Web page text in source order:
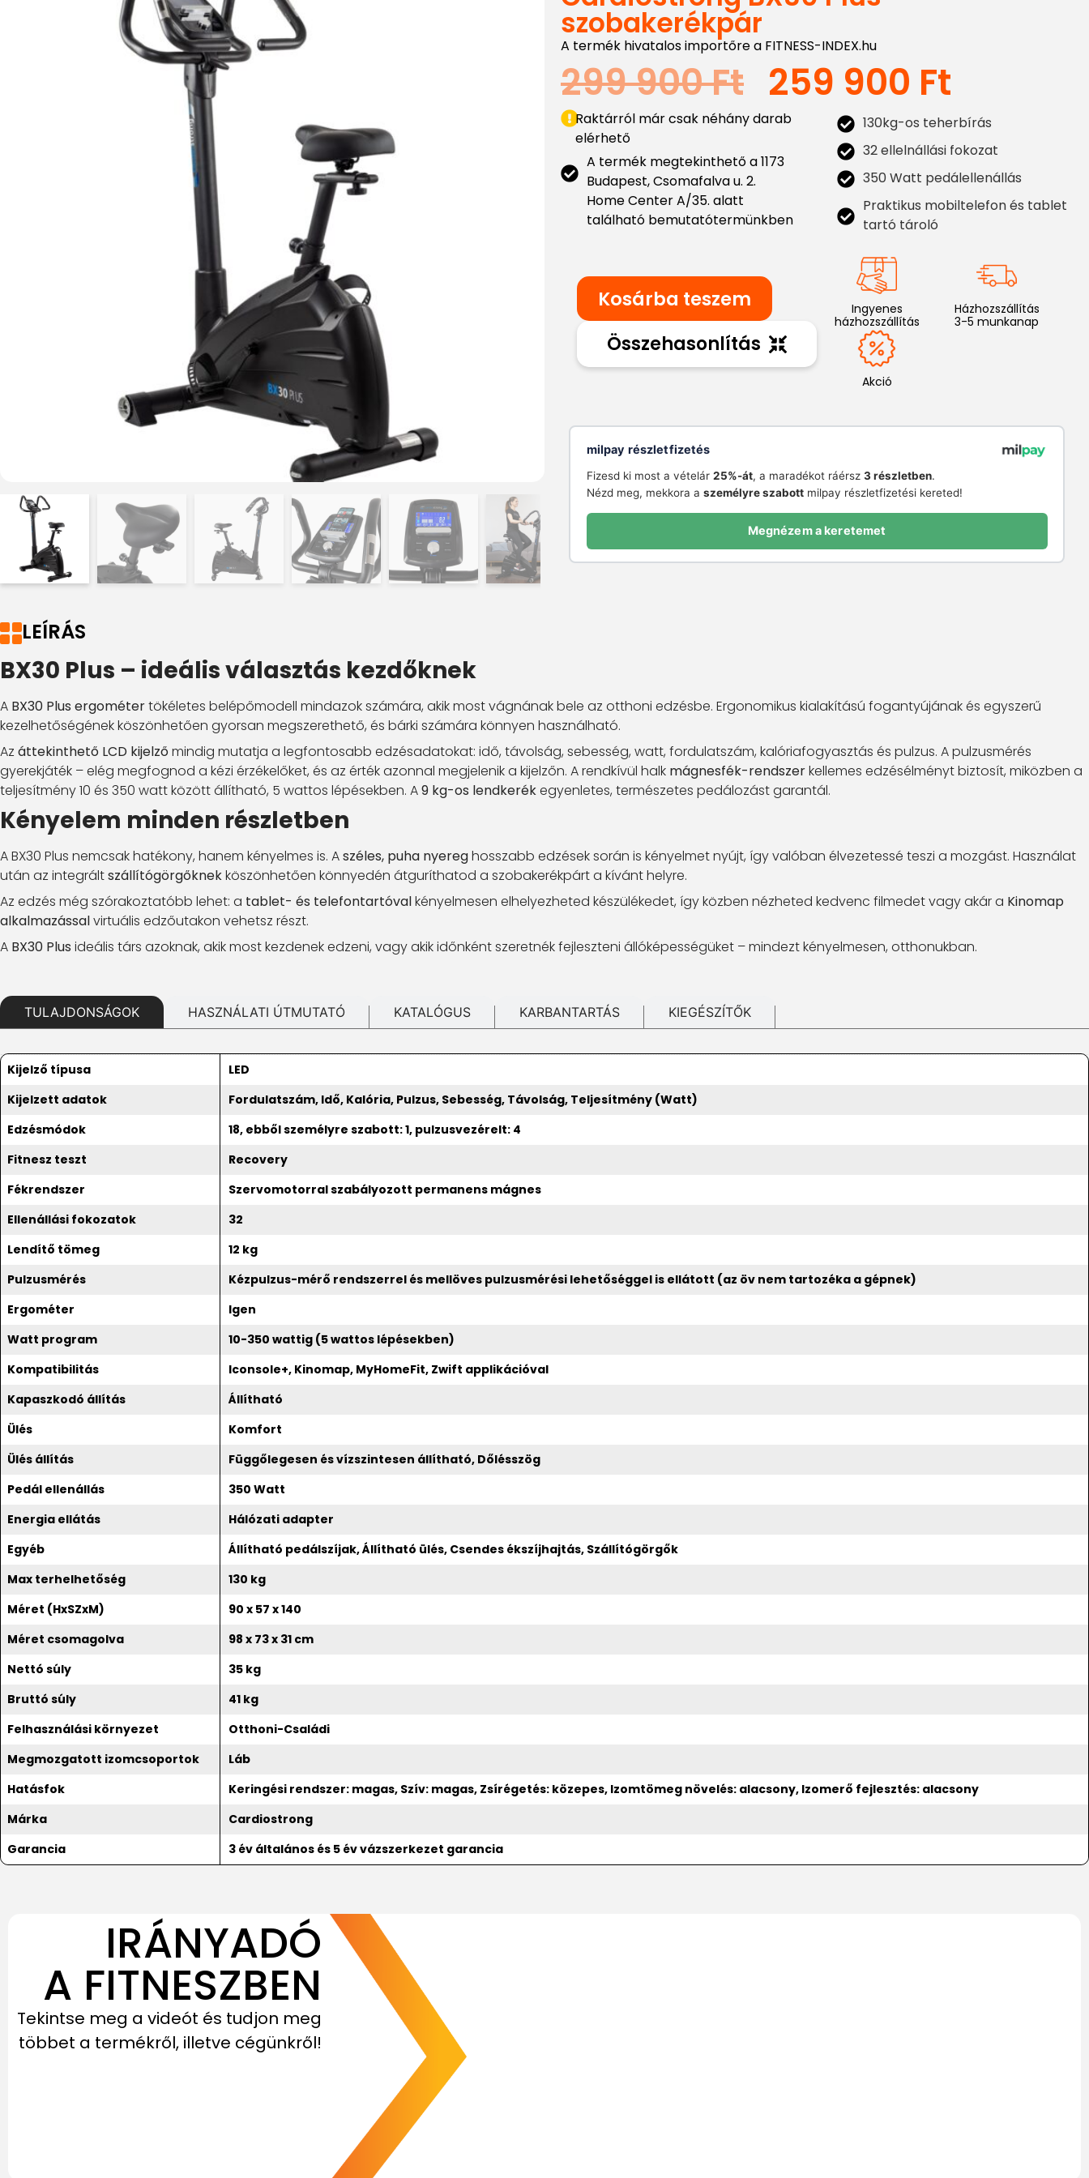
szobakerékpár
A termék hivatalos importőre a FITNESS-INDEX.hu
299 900Ft 259 900 Ft
Raktárról már csak néhány darab
elérhető
A termék megtekinthető a 1173
Budapest, Csomafalva u. 2.
Home Center A/35. alatt
található bemutatótermünkben
130kg-os teherbírás
32 ellelnállási fokozat
350 Watt pedálellenállás
Praktikus mobiltelefon és tablet
tartó tároló
Kosárba teszem
Összehasonlítás
Ingyenes
házhozszállítás
Házhozszállítás
3-5 munkanap
Akció
milpay részletfizetés
Fizesd ki most a vételár 25%-át, a maradékot ráérsz 3 részletben.
Nézd meg, mekkora a személyre szabottmilpay részletfizetési kereted!
Megnézem a keretemet
LEÍRÁS
BX30 Plus – ideális választás kezdőknek
A BX30 Plus ergométertökéletes belépőmodell mindazok számára, akik most vágnának bele az otthoni edzésbe. Ergonomikus kialakítású fogantyújának és egyszerű
kezelhetőségének köszönhetően gyorsan megszerethető, és bárki számára könnyen használható.
Az áttekinthető LCD kijelző mindig mutatja a legfontosabb edzésadatokat: idő, távolság, sebesség, watt, fordulatszám, kalóriafogyasztás és pulzus. A pulzusmérés
gyerekjáték – elég megfognod a kézi érzékelőket, és az érték azonnal megjelenik a kijelzőn. A rendkívül halk mágnesfék-rendszerkellemes edzésélményt biztosít, miközben a
teljesítmény 10 és 350 watt között állítható, 5 wattos lépésekben. A9 kg-os lendkerékegyenletes, természetes pedálozást garantál.
Kényelem minden részletben
A BX30 Plus nemcsak hatékony, hanem kényelmes is. Aszéles, puha nyereghosszabb edzések során is kényelmet nyújt, így valóban élvezetessé teszi a mozgást. Használat
után az integráltszállítógörgőknekköszönhetően könnyedén átguríthatod a szobakerékpárt a kívánt helyre.
Az edzés még szórakoztatóbb lehet: a tablet- és telefontartóvalkényelmesen elhelyezheted készülékedet, így közben nézheted kedvenc filmedet vagy akár a Kinomap
alkalmazássalvirtuális edzőutakon vehetsz részt.
A BX30 Plus ideális társ azoknak, akik most kezdenek edzeni, vagy akik időnként szeretnék fejleszteni állóképességüket – mindezt kényelmesen, otthonukban.
TULAJDONSÁGOK HASZNÁLATI ÚTMUTATÓ KATALÓGUS KARBANTARTÁS KIEGÉSZÍTŐK
Kijelző típusa
LED
Kijelzett adatok
Fordulatszám, Idő, Kalória, Pulzus, Sebesség, Távolság, Teljesítmény (Watt)
Edzésmódok
18, ebből személyre szabott: 1, pulzusvezérelt: 4
Fitnesz teszt
Recovery
Fékrendszer
Szervomotorral szabályozott permanens mágnes
Ellenállási fokozatok
32
Lendítő tömeg
12 kg
Pulzusmérés
Kézpulzus-mérő rendszerrel és mellöves pulzusmérési lehetőséggel is ellátott (az öv nem tartozéka a gépnek)
Ergométer
Igen
Watt program
10-350 wattig (5 wattos lépésekben)
Kompatibilitás
Iconsole+, Kinomap, MyHomeFit, Zwift applikációval
Kapaszkodó állítás
Állítható
Ülés
Komfort
Ülés állítás
Függőlegesen és vízszintesen állítható, Dőlésszög
Pedál ellenállás
350 Watt
Energia ellátás
Hálózati adapter
Egyéb
Állítható pedálszíjak, Állítható ülés, Csendes ékszíjhajtás, Szállítógörgők
Max terhelhetőség
130 kg
Méret (HxSZxM)
90 x 57 x 140
Méret csomagolva
98 x 73 x 31 cm
Nettó súly
35 kg
Bruttó súly
41 kg
Felhasználási környezet
Otthoni-Családi
Megmozgatott izomcsoportok
Láb
Hatásfok
Keringési rendszer: magas, Szív: magas, Zsírégetés: közepes, Izomtömeg növelés: alacsony, Izomerő fejlesztés: alacsony
Márka
Cardiostrong
Garancia
3 év általános és 5 év vázszerkezet garancia
IRÁNYADÓ
A FITNESZBEN
Tekintse meg a videót és tudjon meg
többet a termékről, illetve cégünkről!